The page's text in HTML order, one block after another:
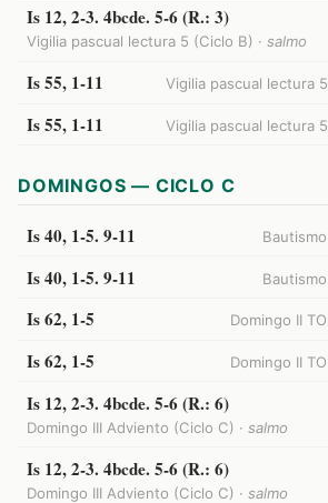
Is 12, 2-3. 4bcde. 5-6 (R.: 3)
Vigilia pascual lectura 5 (Ciclo B) · salmo
Is 55, 1-11 Vigilia pascual lectura
Is 55, 1-11 Vigilia pascual lectura
DOMINGOS — CICLO C
Is 40, 1-5. 9-11
Is 40, 1-5. 9-11
Is 62, 1-5 Domingo II
Is 62, 1-5 Domingo II
Is 12, 2-3. 4bcde. 5-6 (R.: 6)
Domingo III Adviento (Ciclo C) · salmo
Is 12, 2-3. 4bcde. 5-6 (R.: 6)
Domingo III Adviento (Ciclo C) · salmo